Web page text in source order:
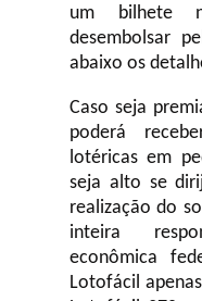
um bilhete
desembolsar
abaixo os
Caso seja
poderá
lotéricas em
seja alto se
realização do
inteira
econômica
Lotofácil